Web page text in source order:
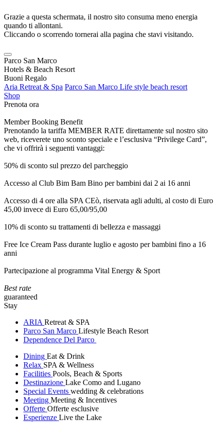
Grazie a questa schermata, il nostro sito consuma meno energia
quando ti allontani.
Cliccando o scorrendo tornerai alla pagina che stavi visitando.
Parco San Marco
Hotels & Beach Resort
Buoni Regalo
Aria Retreat & Spa Parco San Marco Life style beach resort
Shop
Prenota ora
Member Booking Benefit
Prenotando la tariffa MEMBER RATE direttamente sul nostro sito
web, riceverete uno sconto speciale e l’esclusiva “Privilege Card”,
che vi offrirà i seguenti vantaggi:
50% di sconto sul prezzo del parcheggio
Accesso al Club Bim Bam Bino per bambini dai 2 ai 16 anni
Accesso di 4 ore alla SPA CEò, riservata agli adulti, al costo di Euro
45,00 invece di Euro 65,00/95,00
10% di sconto su trattamenti di bellezza e massaggi
Free Ice Cream Pass durante luglio e agosto per bambini fino a 16
anni
Partecipazione al programma Vital Energy & Sport
Best rate
guaranteed
Stay
ARIA Retreat & SPA
Parco San Marco Lifestyle Beach Resort
Dependence Del Parco
Dining Eat & Drink
Relax SPA & Wellness
Facilities Pools, Beach & Sports
Destinazione Lake Como and Lugano
Special Events wedding & celebrations
Meeting Meeting & Incentives
Offerte Offerte esclusive
Esperienze Live the Lake